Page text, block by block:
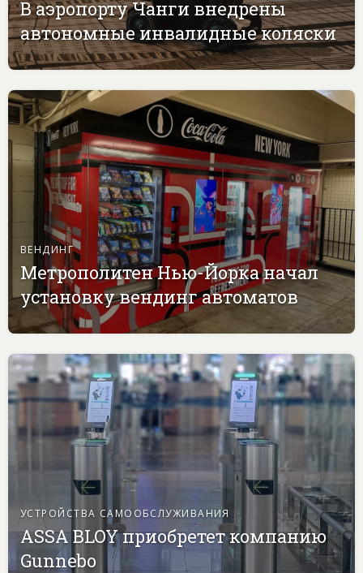
В аэропорту Чанги внедрены
автономные инвалидные коляски
ВЕНДИНГ
Метрополитен Нью-Йорка начал
установку вендинг автоматов
УСТРОЙСТВА САМООБСЛУЖИВАНИЯ
ASSA BLOY приобретет компанию
Gunnebo